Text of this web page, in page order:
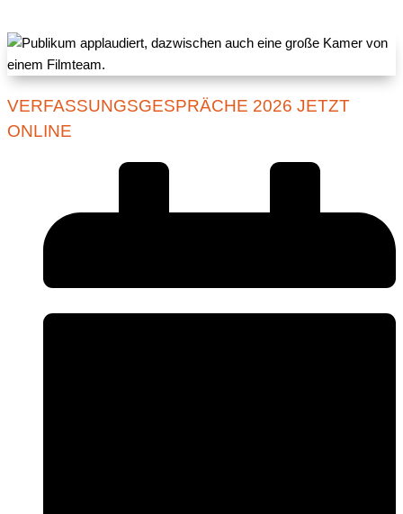
VERFASSUNGSGESPRÄCHE 2026 JETZT
ONLINE